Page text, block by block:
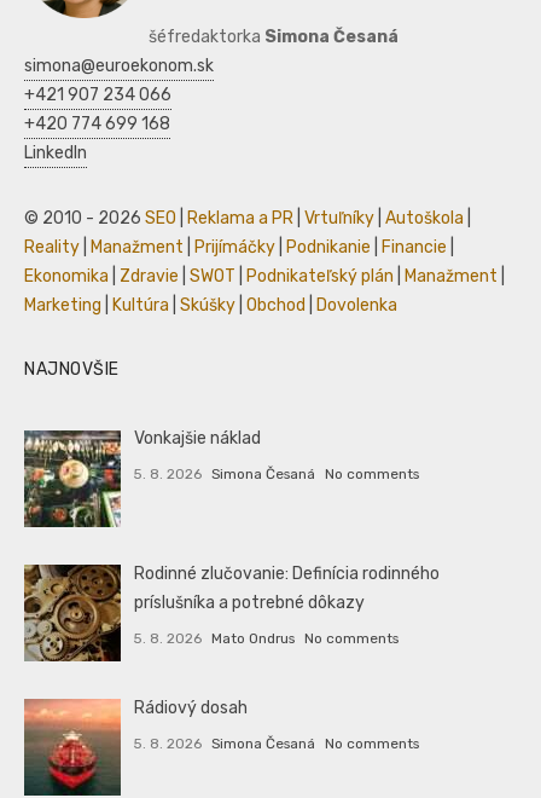
šéfredaktorka Simona Česaná
simona@euroekonom.sk
+421 907 234 066
+420 774 699 168
LinkedIn
© 2010 - 2026 SEO Reklama a PR Vrtuľníky Autoškola
Reality Manažment Prijímáčky Podnikanie Financie
Ekonomika
Zdravie SWOT Podnikateľský plán Manažment
Marketing Kultúra Skúšky Obchod Dovolenka
NAJNOVŠIE
Vonkajšie náklad
5. 8. 2026 Simona Česaná No comments
Rodinné zlučovanie: Definícia rodinného
príslušníka a potrebné dôkazy
5. 8. 2026 Mato Ondrus No comments
Rádiový dosah
5. 8. 2026 Simona Česaná No comments